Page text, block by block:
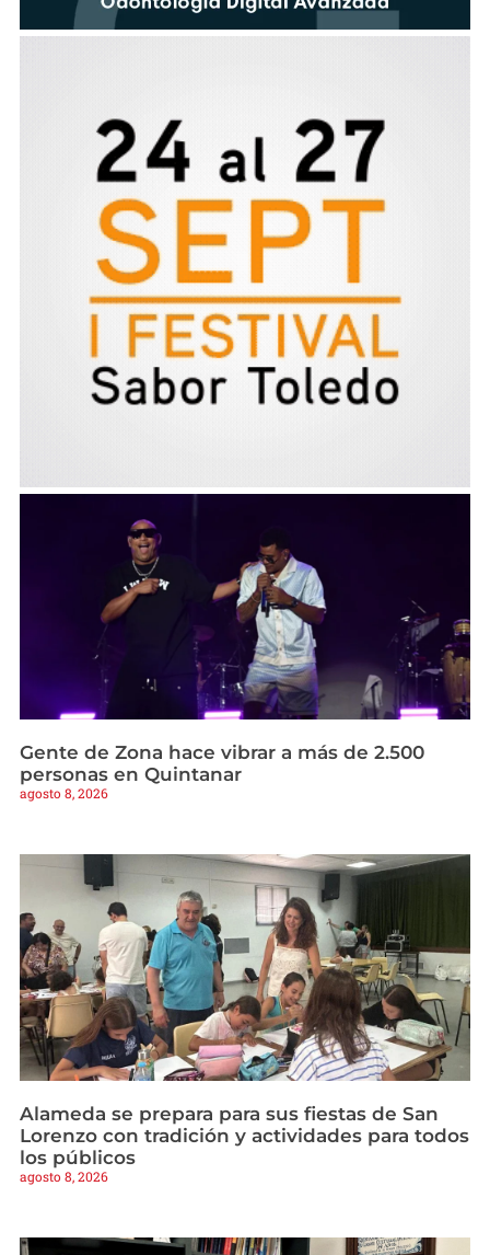
Gente de Zona hace vibrar a más de 2.500
personas en Quintanar
agosto 8, 2026
Alameda se prepara para sus fiestas de San
Lorenzo con tradición y actividades para todos
los públicos
agosto 8, 2026